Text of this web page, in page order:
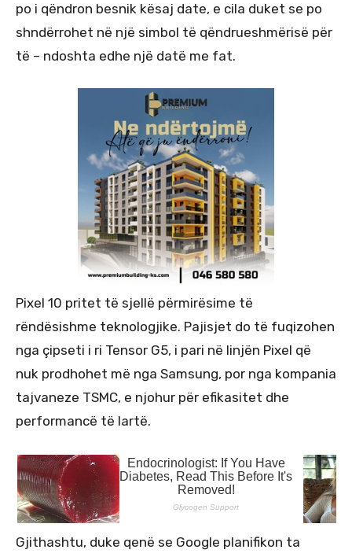
po i qëndron besnik kësaj date, e cila duket se po
shndërrohet në një simbol të qëndrueshmërisë për
të – ndoshta edhe një datë me fat.
Pixel 10 pritet të sjellë përmirësime të
rëndësishme teknologjike. Pajisjet do të fuqizohen
nga çipseti i ri Tensor G5, i pari në linjën Pixel që
nuk prodhohet më nga Samsung, por nga kompania
tajvaneze TSMC, e njohur për efikasitet dhe
performancë të lartë.
Gjithashtu, duke qenë se Google planifikon ta